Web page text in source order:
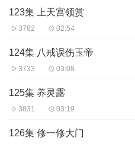
123集 上天宫领赏
3782 02:54
124集 八戒误伤玉帝
3733 03:08
125集 养灵露
3831 03:19
126集 修一修大门